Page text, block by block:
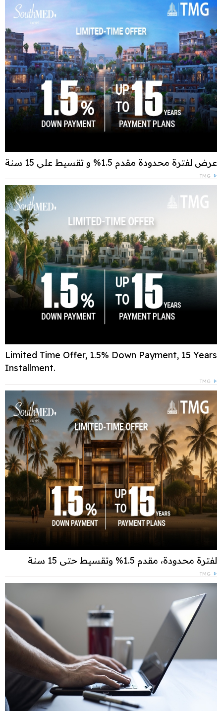
عرض لفترة محدودة مقدم 1.5% و تقسيط علي 15 سنة
TMG
Limited Time Offer, 1.5% Down Payment, 15 Years
Installment.
TMG
لفترة محدودة، مقدم 1.5% وتقسيط حتى 15 سنة
TMG